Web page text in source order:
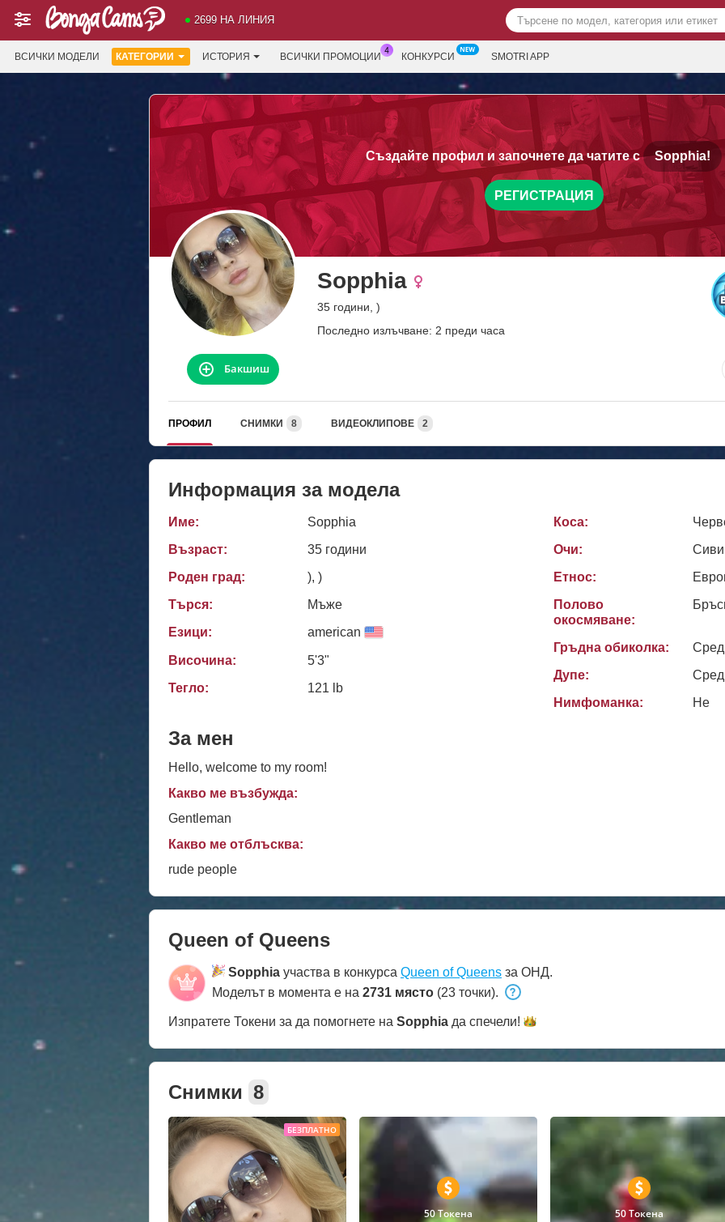
2699 НА ЛИНИЯ
ВСИЧКИ МОДЕЛИ КАТЕГОРИИ ИСТОРИЯ ВСИЧКИ ПРОМОЦИИ КОНКУРСИ SMOTRI APP
Създайте профил и започнете да чатите с Sopphia!
РЕГИСТРАЦИЯ
Sopphia
35 години, )
Последно излъчване: 2 преди часа
Бакшиш
ПРОФИЛ СНИМКИ 8 ВИДЕОКЛИПОВЕ 2
Информация за модела
Име:
Sopphia
Възраст:
35 години
Роден град:
), )
Търся:
Мъже
Езици:
american
Височина:
5'3"
Тегло:
121 lb
Коса:
Очи:
Сиви
Етнос:
Полово
окосмяване:
Гръдна обиколка:
Дупе:
Нимфоманка:
Не
За мен
Hello, welcome to my room!
Какво ме възбужда:
Gentleman
Какво ме отблъсква:
rude people
Queen of Queens
Sopphia участва в конкурса Queen of Queens за ОНД.
Моделът в момента е на 2731 място (23 точки).
Изпратете Токени за да помогнете на Sopphia да спечели!
Снимки 8
БЕЗПЛАТНО
50 Токена 50 Токена